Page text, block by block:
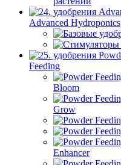
Advanced Hydroponics
Feeding
Bloom
Grow
Enhancer